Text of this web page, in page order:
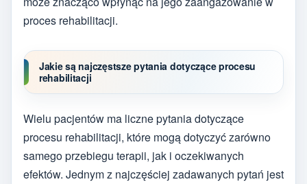
proces rehabilitacji.
Jakie są najczęstsze pytania dotyczące procesu
rehabilitacji
Wielu pacjentów ma liczne pytania dotyczące
procesu rehabilitacji, które mogą dotyczyć zarówno
samego przebiegu terapii, jak i oczekiwanych
efektów. Jednym z najczęściej zadawanych pytań jest